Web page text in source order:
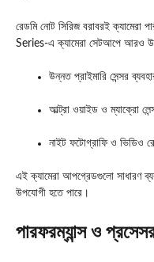
রেডমি নোট সিরিজ বরাবরই
Series-এ ক্যামেরা সেটআপে আরও
উন্নত প্রাইমারি সেন্সর
আল্ট্রা ওয়াইড ও ম্যাক্রো
নাইট ফটোগ্রাফি ও ভিডিও
এই ক্যামেরা আপগ্রেডগুলো সাধারণ
উপযোগী হতে পারে।
পারফরম্যান্স ও